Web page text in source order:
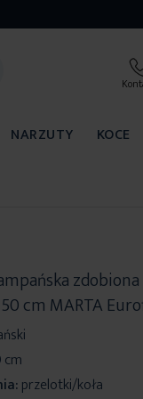
NARZUTY KOCE
cm MARTA
cm
przelotki/koła